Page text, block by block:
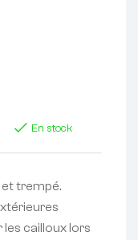
En stock
trempé.
cailloux lors